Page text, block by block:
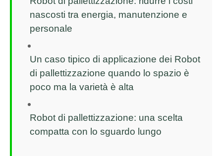
nascosti tra energia, manutenzione e
personale
Un caso tipico di applicazione dei Robot
di pallettizzazione quando lo spazio è
poco ma la varietà è alta
Robot di pallettizzazione: una scelta
compatta con lo sguardo lungo